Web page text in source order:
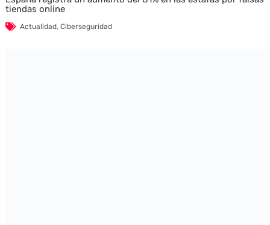
tiendas online
Actualidad, Ciberseguridad